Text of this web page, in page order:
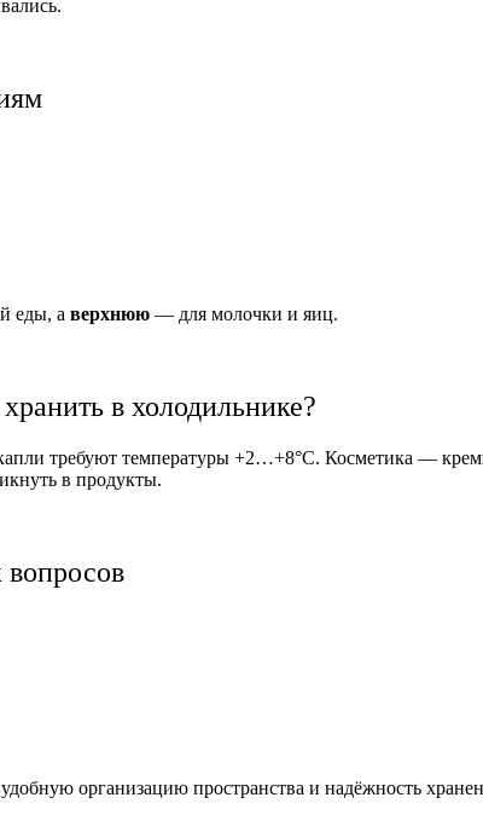
еды, а верхнюю — для молочки и яиц.
в холодильнике?
требуют температуры +2…+8°C. Косметика —
в продукты.
вопросов
организацию пространства и надёжность